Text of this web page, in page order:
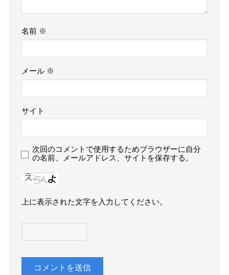
名前 ※
メール ※
サイト
次回のコメントで使用するためブラウザーに自分
の名前、メールアドレス、サイトを保存する。
上に表示された文字を入力してください。